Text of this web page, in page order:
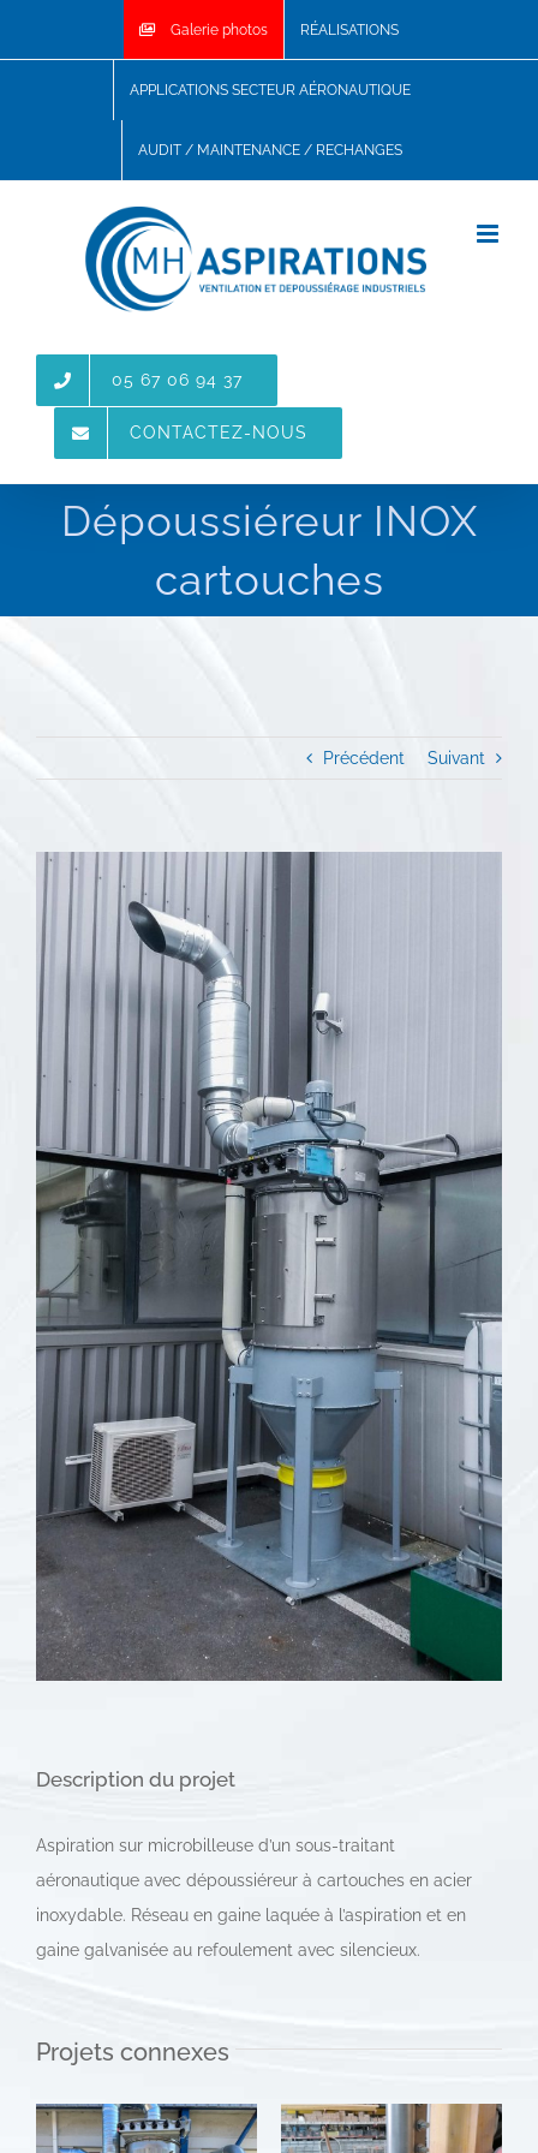
Galerie photos RÉALISATIONS
APPLICATIONS SECTEUR AÉRONAUTIQUE
AUDIT / MAINTENANCE / RECHANGES
05 67 06 94 37
CONTACTEZ-NOUS
Dépoussiéreur INOX
cartouches
Précédent Suivant
View
Larger
Image
Description du projet
Aspiration sur microbilleuse d’un sous-traitant
aéronautique avec dépoussiéreur à cartouches en acier
inoxydable. Réseau en gaine laquée à l’aspiration et en
gaine galvanisée au refoulement avec silencieux.
Projets connexes